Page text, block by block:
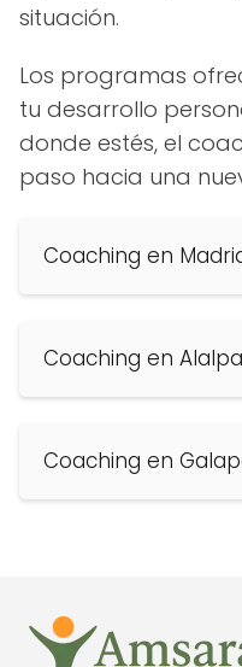
situación.
Los programas
tu desarrollo
donde estés, el
paso hacia una
Coaching en
Coaching en
Coaching en